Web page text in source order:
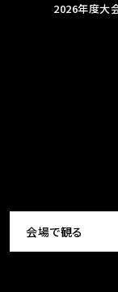
2026年度大
会場で観る